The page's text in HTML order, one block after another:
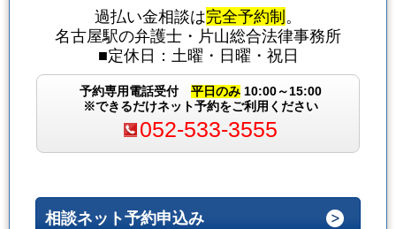
過払い金相談は完全予約制 。
名古屋駅の弁護士・片山総合法律事務所
■定休日：土曜・日曜・祝日
予約専用電話受付 平日のみ 10:00～15:00
※できるだけネット予約をご利用ください
052-533-3555
相談ネット予約申込み